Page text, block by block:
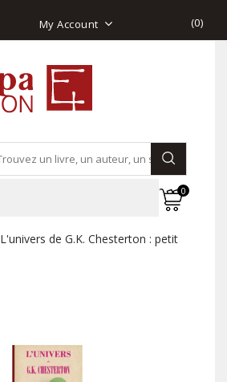
My Account (0)
0
L'univers de G.K. Chesterton : petit